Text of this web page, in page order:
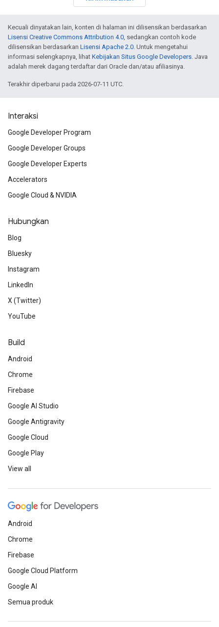
Kecuali dinyatakan lain, konten di halaman ini dilisensikan berdasarkan
Lisensi Creative Commons Attribution 4.0, sedangkan contoh kode
dilisensikan berdasarkan Lisensi Apache 2.0. Untuk mengetahui
informasi selengkapnya, lihat Kebijakan Situs Google Developers. Java
adalah merek dagang terdaftar dari Oracle dan/atau afiliasinya.
Terakhir diperbarui pada 2026-07-11 UTC.
Interaksi
Google Developer Program
Google Developer Groups
Google Developer Experts
Accelerators
Google Cloud & NVIDIA
Hubungkan
Blog
Bluesky
Instagram
LinkedIn
X (Twitter)
YouTube
Build
Android
Chrome
Firebase
Google AI Studio
Google Antigravity
Google Cloud
Google Play
View all
Android
Chrome
Firebase
Google Cloud Platform
Google AI
Semua produk